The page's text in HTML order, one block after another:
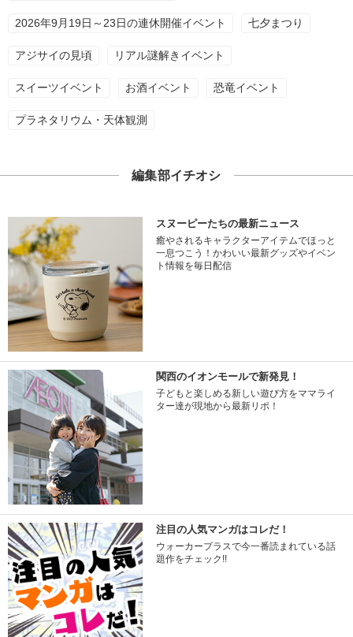
2026年9月19日～23日の連休開催イベント 七夕まつり
アジサイの見頃 リアル謎解きイベント
スイーツイベント お酒イベント 恐竜イベント
プラネタリウム・天体観測
編集部イチオシ
スヌーピーたちの最新ニュース
癒やされるキャラクターアイテムでほっと
一息つこう！かわいい最新グッズやイベン
ト情報を毎日配信
関西のイオンモールで新発見！
子どもと楽しめる新しい遊び方をママライ
ター達が現地から最新リポ！
注目の人気マンガはコレだ！
ウォーカープラスで今一番読まれている話
題作をチェック!!